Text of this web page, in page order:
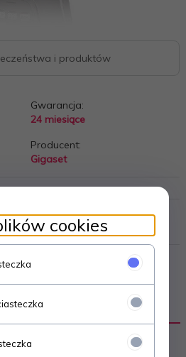
i produktów
Gwarancja:
24 miesiące
Producent:
Gigaset
cookies